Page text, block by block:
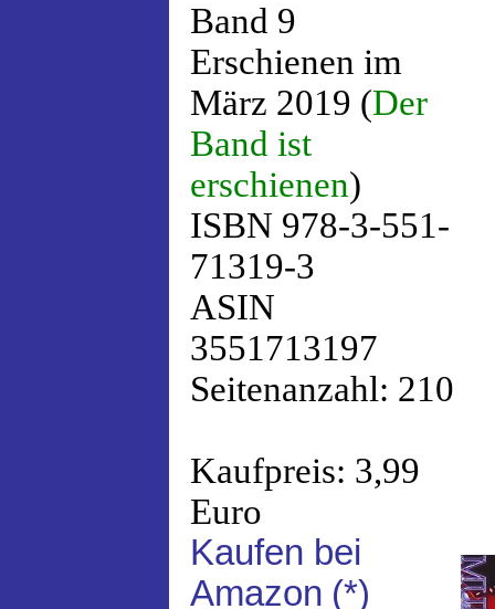
Band 9
Erschienen im
März 2019 (Der
Band ist
erschienen)
ISBN 978-3-551-
71319-3
ASIN
3551713197
Seitenanzahl: 210
Kaufpreis: 3,99
Euro
Kaufen bei
Amazon (*)